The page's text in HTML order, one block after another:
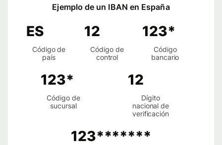
Ejemplo de un IBAN en España
ES
Código de
país
12
Código de
control
123*
Código
bancario
123*
Código de
sucursal
12
Dígito
nacional de
verificación
123*******